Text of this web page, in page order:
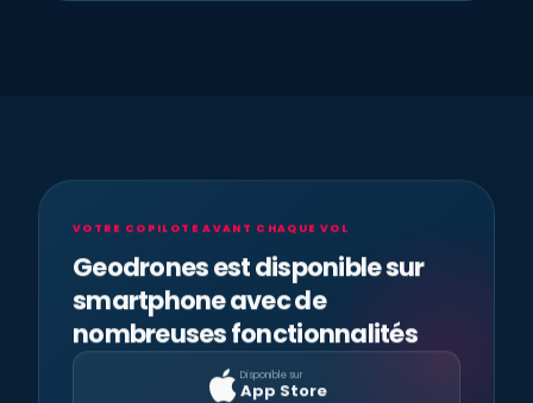
VOTRE COPILOTE AVANT CHAQUE VOL
Geodrones est disponible sur
smartphone avec de
nombreuses fonctionnalités
Disponible sur
App Store